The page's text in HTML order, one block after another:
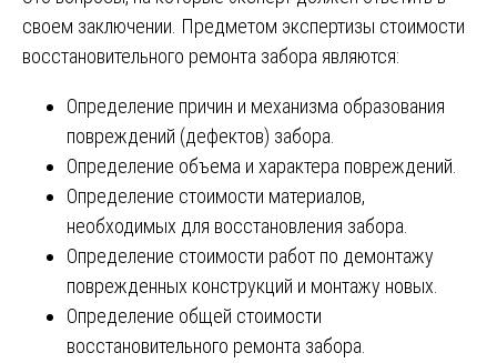
своем заключении. Предметом экспертизы стоимости
восстановительного ремонта забора являются:
Определение причин и механизма образования
повреждений (дефектов) забора.
Определение объема и характера повреждений.
Определение стоимости материалов,
необходимых для восстановления забора.
Определение стоимости работ по демонтажу
поврежденных конструкций и монтажу новых.
Определение общей стоимости
восстановительного ремонта забора.